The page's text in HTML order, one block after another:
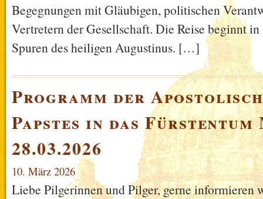
Begegnungen mit Gläubigen, politischen
Vertretern der Gesellschaft. Die Reise beginnt
Spuren des heiligen Augustinus. […]
Programm der
Papstes in das Fürstentum
28.03.2026
10. März 2026
Liebe Pilgerinnen und Pilger, gerne informieren